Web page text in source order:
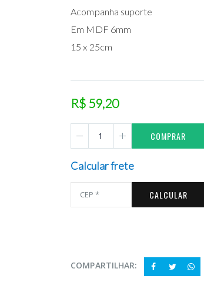
Acompanha suporte
Em MDF 6mm
15 x 25cm
R$ 59,20
COMPRAR
Calcular frete
CALCULAR
COMPARTILHAR: